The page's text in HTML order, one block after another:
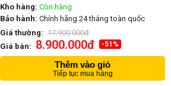
Kho hàng: Còn hàng
Bảo hành: Chính hãng 24 tháng toàn quốc
Giá thường: 17.900.000đ
Giá bán: 8.900.000đ -51%
Thêm vào giỏ
Tiếp tục mua hàng